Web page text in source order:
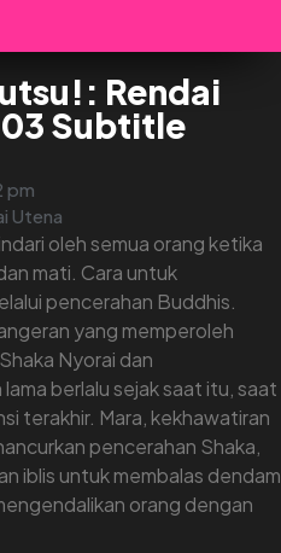
Rendai
Subtitle
pm
Utena
oleh semua orang ketika
mati. Cara untuk
pencerahan Buddhis.
yang memperoleh
Nyorai dan
berlalu sejak saat itu, saat
terakhir. Mara, kekhawatiran
pencerahan Shaka,
iblis untuk membalas dendam
orang dengan